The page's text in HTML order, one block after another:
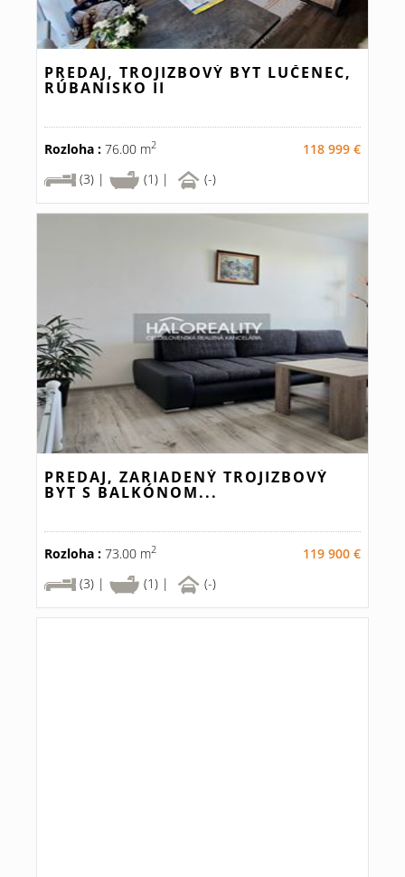
PREDAJ, TROJIZBOVÝ BYT LUČENEC,
RÚBANISKO II
Rozloha : 76.00 m2
118 999 €
(3) |
(1) | (-)
PREDAJ, ZARIADENÝ TROJIZBOVÝ
BYT S BALKÓNOM...
Rozloha : 73.00 m2
119 900 €
(3) |
(1) | (-)